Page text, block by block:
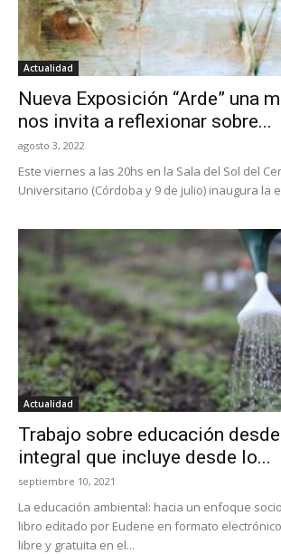
Actualidad
Nueva Exposición “Arde” una
nos invita a reflexionar sobre...
agosto 3, 2022
Este viernes a las 20hs en la Sala del Sol del
Universitario (Córdoba y 9 de julio) inaugura la
Actualidad
Trabajo sobre educación
integral que incluye desde lo...
septiembre 10, 2021
La educación ambiental: hacia un enfoque
libro editado por Eudene en formato
libre y gratuita en el...